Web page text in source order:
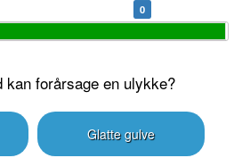
0
kan forårsage en ulykke?
Glatte gulve